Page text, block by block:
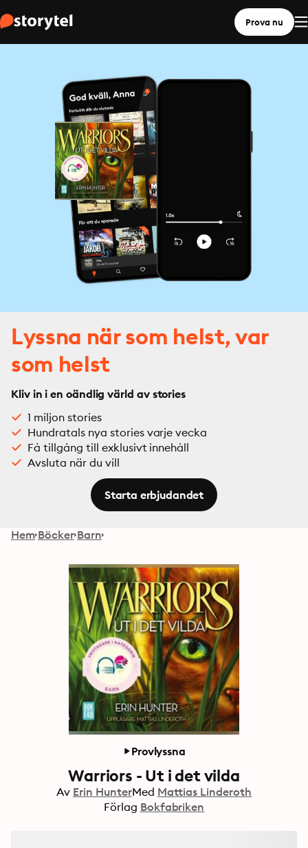
Prova nu
Lyssna när som helst, var
som helst
Kliv in i en oändlig värld av stories
1 miljon stories
Hundratals nya stories varje vecka
Få tillgång till exklusivt innehåll
Avsluta när du vill
Starta erbjudandet
Hem Böcker Barn
Provlyssna
Warriors - Ut i det vilda
Av Erin HunterMed Mattias Linderoth
Förlag Bokfabriken